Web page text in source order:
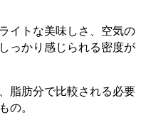
イトな美味しさ、空気の
っかり感じられる密度が
脂肪分で比較される必要
の。